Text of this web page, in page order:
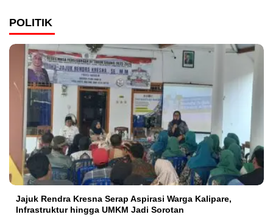
POLITIK
Jajuk Rendra Kresna Serap Aspirasi Warga Kalipare,
Infrastruktur hingga UMKM Jadi Sorotan